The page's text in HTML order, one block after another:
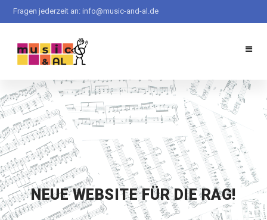
Direkt
zum
Fragen jederzeit an:info@music-and-al.de
NEUE WEBSITE FÜR DIE RAG!